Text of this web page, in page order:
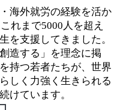
海外就労の経験を活か
れまで5000人を超え
を支援してきました。
造する」を理念に掲
持つ若者たちが、世界
しく力強く生きられる
けています。